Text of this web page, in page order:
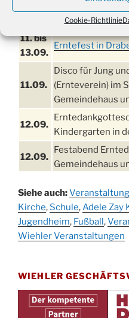
Cookie-Richtlinie
03.09.
09:00 Uhr
11. bis
13.09.
Erntefest in
11.09.
Disco für Jung
(Ernteverein) im
Gemeindehaus
12.09.
Kindergarten in
12.09.
Festabend
Gemeindehaus
13.09.
Stadtteilhaus um
19.09.
Schlagerabend
Drabenderhöhe
Kinderbibeltag im
12 Uhr
Afterwork-
Siehe auch:
Kirche, Schule, Adele Zay
Jugendheim, Fußball,
Wiehler Veranstaltungen
WIEHLER